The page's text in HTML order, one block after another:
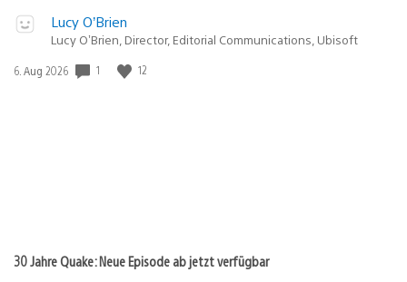
Lucy O’Brien
Lucy O’Brien, Director, Editorial Communications, Ubisoft
Veröffentlichungsdatum:
6. Aug 2026 1 12
30 Jahre Quake: Neue Episode ab jetzt verfügbar